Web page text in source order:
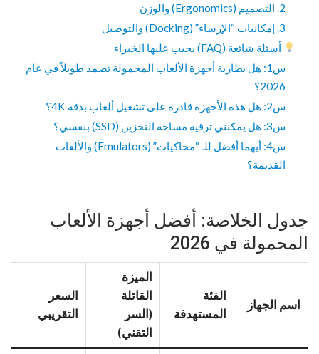
2. التصميم (Ergonomics) والوزن
3. إمكانيات “الإرساء” (Docking) والتوصيل
أسئلة شائعة (FAQ) يجيب عليها الخبراء
س1: هل بطارية أجهزة الألعاب المحمولة تصمد طويلاً في عام
2026؟
س2: هل هذه الأجهزة قادرة على تشغيل ألعاب بدقة 4K؟
س3: هل يمكنني ترقية مساحة التخزين (SSD) بنفسي؟
س4: أيهما أفضل للـ “محاكيات” (Emulators) والألعاب
القديمة؟
جدول الخلاصة: أفضل أجهزة الألعاب
المحمولة في 2026
اسم الجهاز
الفئة
المستهدفة
الميزة
القاتلة
(السر
التقني)
السعر
التقريبي